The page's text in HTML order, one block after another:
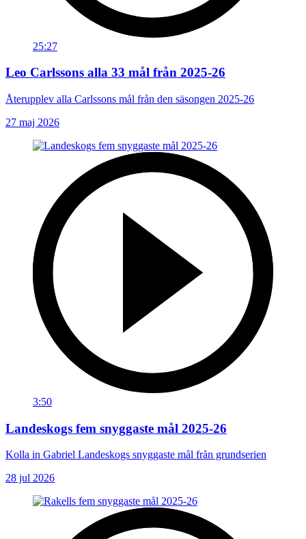
25:27
Leo Carlssons alla 33 mål från 2025-26
Återupplev alla Carlssons mål från den säsongen 2025-26
27 maj 2026
3:50
Landeskogs fem snyggaste mål 2025-26
Kolla in Gabriel Landeskogs snyggaste mål från grundserien
28 jul 2026